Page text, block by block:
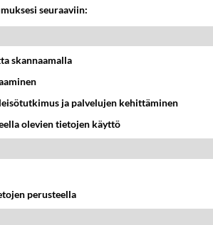
samanlaisia.
henkilöautoja ja 28 kertaiset päästöt
seuraaviin:
skannaamalla
ja palvelujen kehittäminen
olevien tietojen käyttö
perusteella